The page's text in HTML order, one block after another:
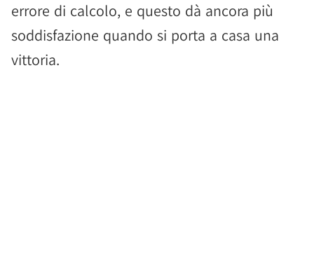
errore di calcolo, e questo dà ancora più
soddisfazione quando si porta a casa una
vittoria.